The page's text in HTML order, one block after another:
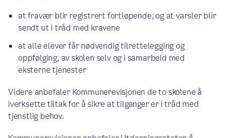
at fravær blir registrert fortløpende, og at varsler blir
sendt ut i tråd med kravene
at alle elever får nødvendig tilrettelegging og
oppfølging, av skolen selv og i samarbeid med
eksterne tjenester
Videre anbefaler Kommunerevisjonen de to skolene å
iverksette tiltak for å sikre at tilganger er i tråd med
tjenstlig behov.